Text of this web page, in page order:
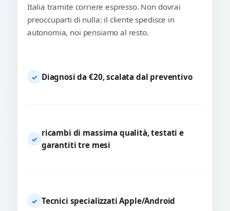
Italia tramite corriere espresso. Non dovrai
preoccuparti di nulla: il cliente spedisce in
autonomia, noi pensiamo al resto.
✓ Diagnosi da €20, scalata dal preventivo
✓
ricambi di massima qualità, testati e
garantiti tre mesi
✓ Tecnici specializzati Apple/Android